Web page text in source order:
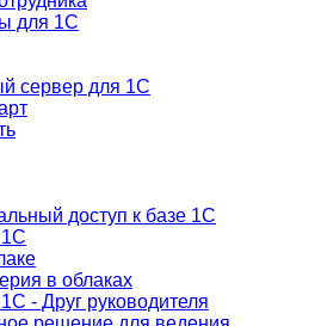
для 1С
сервер для 1С
доступ к базе 1С
в облаках
- Друг руководителя